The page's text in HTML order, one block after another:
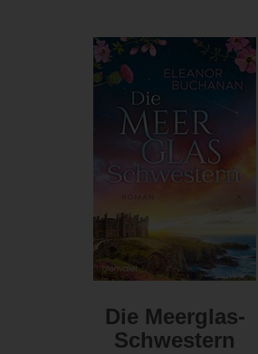
Die Meerglas-
Schwestern